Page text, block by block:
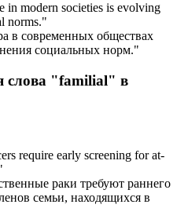
in modern societies is evolving
norms."
в современных обществах
социальных норм."
слова "familial" в
require early screening for at-
раки требуют раннего
семьи, находящихся в